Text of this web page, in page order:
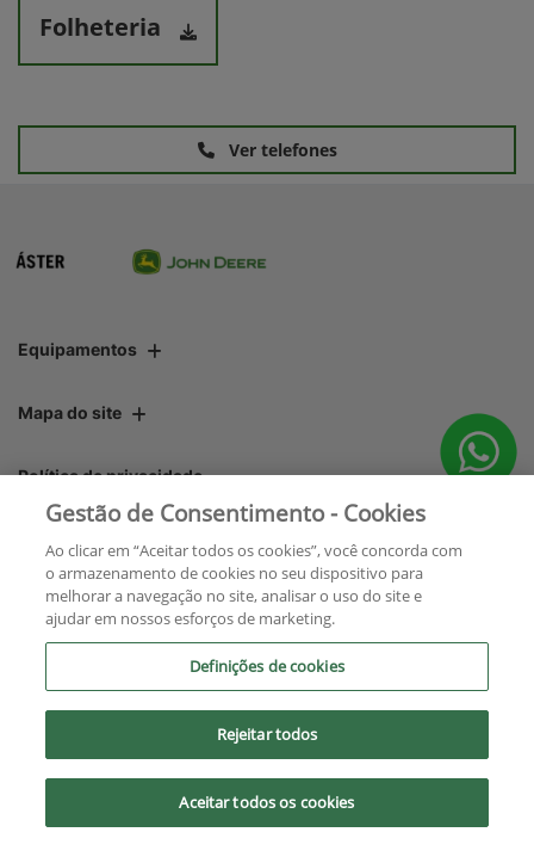
Folheteria
Ver telefones
Equipamentos
Mapa do site
Política de privacidade
Áster Máquinas e Soluções Integradas Ltda.
CNPJ: 06.220.403/0001-22
No trânsito, enxergar o outro
Gestão de Consentimento - Cookies
Ao clicar em “Aceitar todos os cookies”, você concorda com
o armazenamento de cookies no seu dispositivo para
melhorar a navegação no site, analisar o uso do site e
ajudar em nossos esforços de marketing.
Definições de cookies
Rejeitar todos
Aceitar todos os cookies